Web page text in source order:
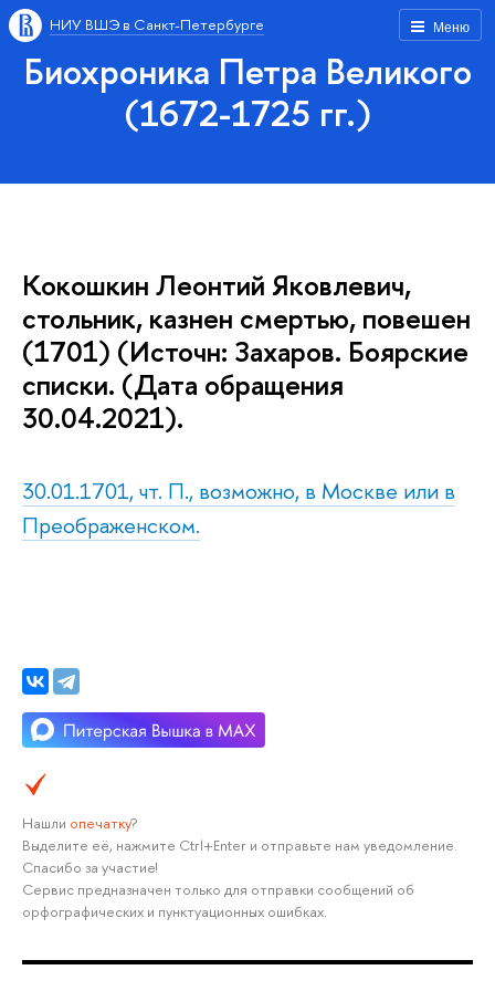
Меню
НИУ ВШЭ в Санкт-Петербурге
Биохроника Петра Великого
(1672-1725 гг.)
Кокошкин Леонтий Яковлевич,
стольник, казнен смертью, повешен
(1701) (Источн: Захаров. Боярские
списки. (Дата обращения
30.04.2021).
30.01.1701, чт. П., возможно, в Москве или в
Преображенском.
Нашли опечатку?
Выделите её, нажмите Ctrl+Enter и отправьте нам уведомление.
Спасибо за участие!
Сервис предназначен только для отправки сообщений об
орфографических и пунктуационных ошибках.